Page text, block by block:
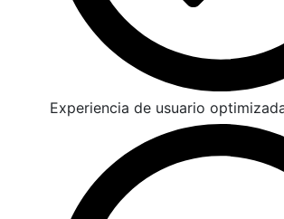
Experiencia de usuario